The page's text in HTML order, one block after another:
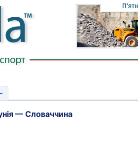
— Словаччина